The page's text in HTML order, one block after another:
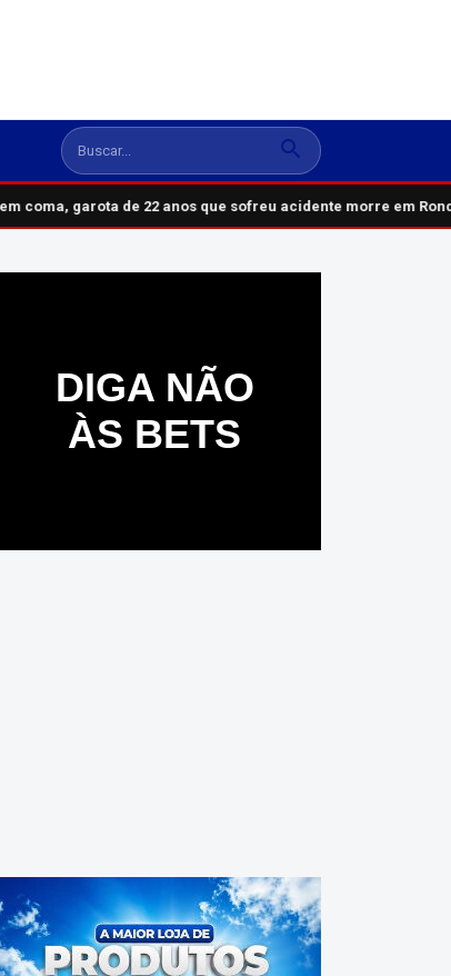
coma, garota de 22 anos que sofreu acidente morre em
DIGA NÃO
ÀS BETS